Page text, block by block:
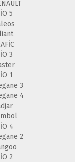
5
3
1
3
4
4
2
2